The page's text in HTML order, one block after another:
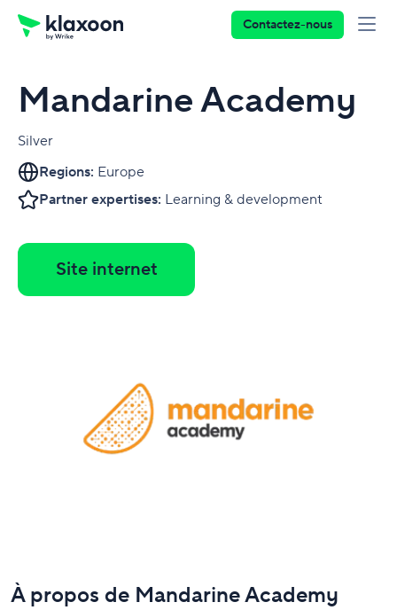
Contactez-nous
Mandarine Academy
Silver
Regions: Europe
Partner expertises: Learning & development
Site internet
À propos de Mandarine Academy